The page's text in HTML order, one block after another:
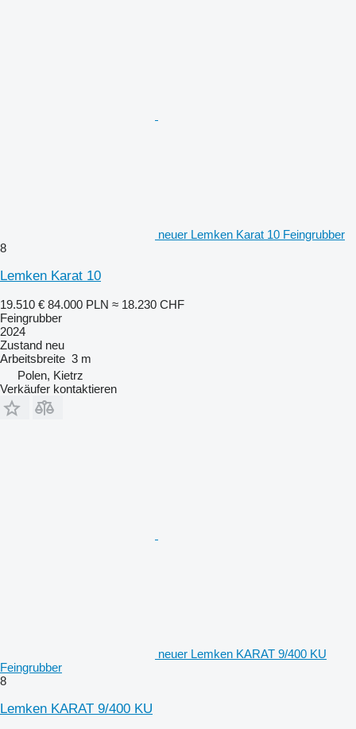
neuer Lemken Karat 10 Feingrubber
8
Lemken Karat 10
19.510 € 84.000 PLN ≈ 18.230 CHF
Feingrubber
2024
Zustand neu
Arbeitsbreite 3 m
Polen, Kietrz
Verkäufer kontaktieren
neuer Lemken KARAT 9/400 KU
Feingrubber
8
Lemken KARAT 9/400 KU